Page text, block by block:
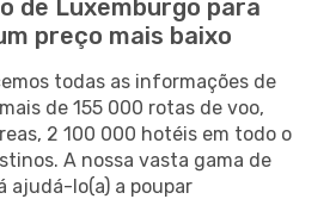
de Luxemburgo para
preço mais baixo
todas as informações de
de 155 000 rotas de voo,
2 100 000 hotéis em todo o
A nossa vasta gama de
ajudá-lo(a) a poupar